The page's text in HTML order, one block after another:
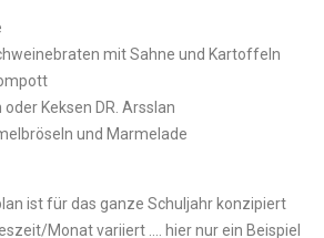
mit Sahne und Kartoffeln
Keksen DR. Arsslan
und Marmelade
ist für das ganze Schuljahr konzipiert
Monat variiert .... hier nur ein Beispiel